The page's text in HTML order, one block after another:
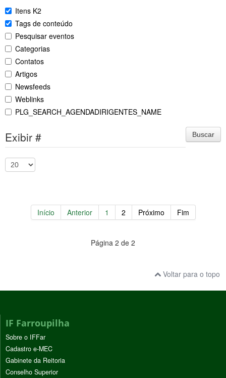
Itens K2
Tags de conteúdo
Pesquisar eventos
Categorias
Contatos
Artigos
Newsfeeds
Weblinks
PLG_SEARCH_AGENDADIRIGENTES_NAME
Buscar
Exibir #
Início Anterior 1 2 Próximo Fim
Página 2 de 2
Voltar para o topo
IF Farroupilha
Sobre o IFFar
Cadastro e-MEC
Gabinete da Reitoria
Conselho Superior